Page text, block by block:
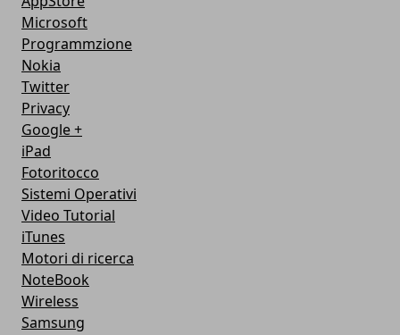
Microsoft
Programmzione
Nokia
Twitter
Privacy
Google +
iPad
Fotoritocco
Sistemi Operativi
Video Tutorial
iTunes
Motori di ricerca
NoteBook
Wireless
Samsung